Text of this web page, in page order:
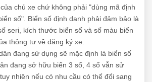
chủ xe chứ không phải "dùng mã định
số". Biển số định danh phải đảm bảo là
seri, kích thước biển số và số màu biển
thông tư về đăng ký xe.
đang sử dụng sẽ mặc định là biển số
đang sở hữu biển 3 số, 4 số vẫn sử
nhiên nếu có nhu cầu có thể đổi sang